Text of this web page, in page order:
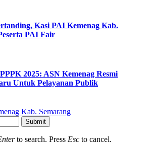
Kasi PAI Kemenag Kab.
PAI Fair
2025: ASN Kemenag Resmi
Untuk Pelayanan Publik
Kab. Semarang
Submit
to search. Press Esc to cancel.